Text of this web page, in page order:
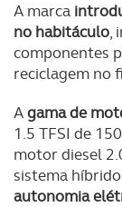
A marca
no habitáculo,
componentes
reciclagem no
Agama de
1.5 TFSI de
motor diesel
sistema híbrido
autonomia